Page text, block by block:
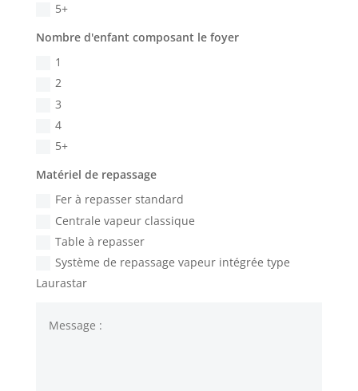
5+
Nombre d'enfant composant le foyer
1
2
3
4
5+
Matériel de repassage
Fer à repasser standard
Centrale vapeur classique
Table à repasser
Système de repassage vapeur intégrée type
Laurastar